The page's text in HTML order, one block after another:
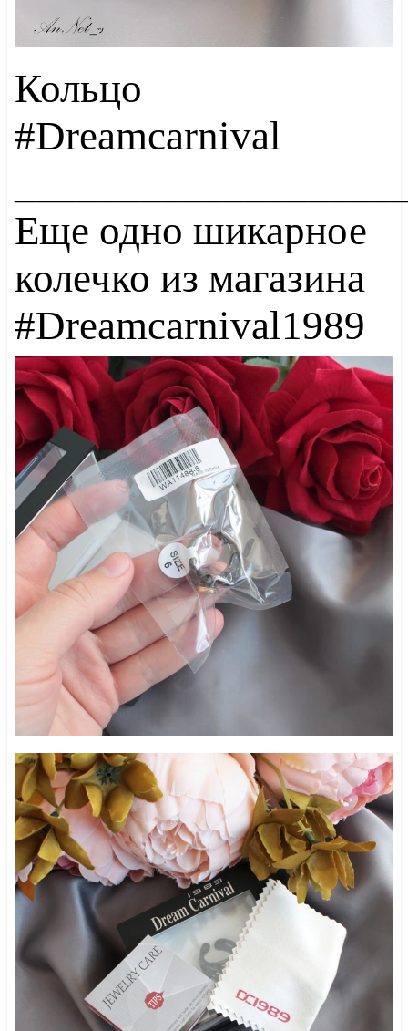
Кольцо
#Dreamcarnival
Еще одно шикарное
колечко из магазина
#Dreamcarnival1989